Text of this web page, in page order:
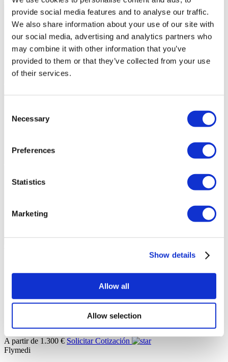
provide social media features and to analyse our traffic.
We also share information about your use of our site with
our social media, advertising and analytics partners who
may combine it with other information that you’ve
provided to them or that they’ve collected from your use
of their services.
Selection
Necessary
Preferences
Statistics
Marketing
Show details
Allow all
Allow selection
Polonia
(3) Alemania(2) Chipre(1) Colombia(1) Lituania(1)
Cirugía del Túnel Carpiano desde 1.300 €
A partir de 1.300 € Solicitar Cotización
Flymedi